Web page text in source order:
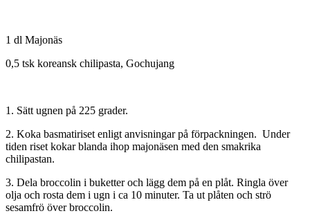
1 dl Majonäs
0,5 tsk koreansk chilipasta, Gochujang
1. Sätt ugnen på 225 grader.
2. Koka basmatiriset enligt anvisningar på förpackningen. Under
tiden riset kokar blanda ihop majonäsen med den smakrika
chilipastan.
3. Dela broccolin i buketter och lägg dem på en plåt. Ringla över
olja och rosta dem i ugn i ca 10 minuter. Ta ut plåten och strö
sesamfrö över broccolin.